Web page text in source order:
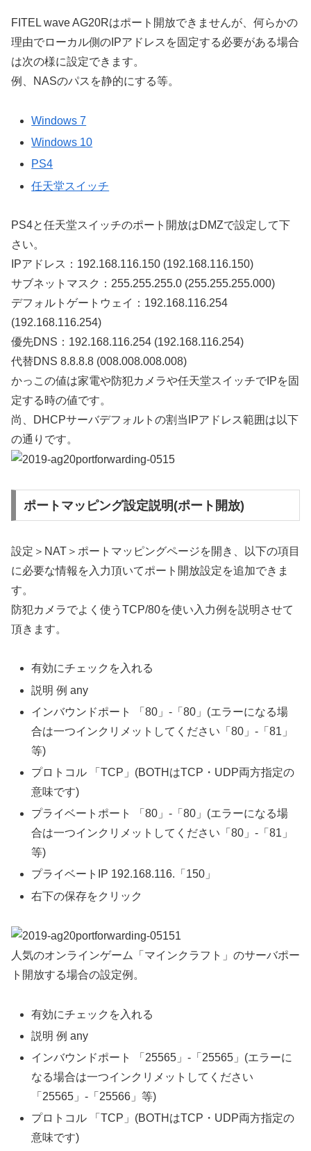
FITEL wave AG20Rはポート開放できませんが、何らかの
理由でローカル側のIPアドレスを固定する必要がある場合
は次の様に設定できます。
例、NASのパスを静的にする等。
Windows 7
Windows 10
PS4
任天堂スイッチ
PS4と任天堂スイッチのポート開放はDMZで設定して下
さい。
IPアドレス：192.168.116.150 (192.168.116.150)
サブネットマスク：255.255.255.0 (255.255.255.000)
デフォルトゲートウェイ：192.168.116.254
(192.168.116.254)
優先DNS：192.168.116.254 (192.168.116.254)
代替DNS 8.8.8.8 (008.008.008.008)
かっこの値は家電や防犯カメラや任天堂スイッチでIPを固
定する時の値です。
尚、DHCPサーバデフォルトの割当IPアドレス範囲は以下
の通りです。
ポートマッピング設定説明(ポート開放)
設定＞NAT＞ポートマッピングページを開き、以下の項目
に必要な情報を入力頂いてポート開放設定を追加できま
す。
防犯カメラでよく使うTCP/80を使い入力例を説明させて
頂きます。
有効にチェックを入れる
説明 例 any
インバウンドポート 「80」-「80」(エラーになる場
合は一つインクリメットしてください「80」-「81」
等)
プロトコル 「TCP」(BOTHはTCP・UDP両方指定の
意味です)
プライベートポート 「80」-「80」(エラーになる場
合は一つインクリメットしてください「80」-「81」
等)
プライベートIP 192.168.116.「150」
右下の保存をクリック
人気のオンラインゲーム「マインクラフト」のサーバポー
ト開放する場合の設定例。
有効にチェックを入れる
説明 例 any
インバウンドポート 「25565」-「25565」(エラーに
なる場合は一つインクリメットしてください
「25565」-「25566」等)
プロトコル 「TCP」(BOTHはTCP・UDP両方指定の
意味です)